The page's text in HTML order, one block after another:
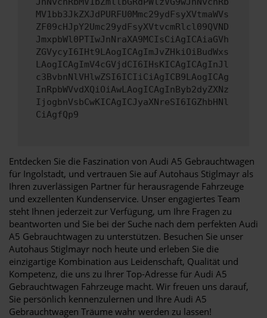
MV1bb3JkZXJdPURFU0Mmc29ydFsyXVtmaWVs
ZF09cHJpY2Umc29ydFsyXVtvcmRlcl09QVND
JmxpbWl0PTIwJnNraXA9MCIsCiAgICAiaGVh
ZGVycyI6IHt9LAogICAgImJvZHkiOiBudWxs
LAogICAgImV4cGVjdCI6IHsKICAgICAgInJl
c3BvbnNlVHlwZSI6ICIiCiAgICB9LAogICAg
InRpbWVvdXQiOiAwLAogICAgInByb2dyZXNz
IjogbnVsbCwKICAgICJyaXNreSI6IGZhbHNl
CiAgfQp9
Entdecken Sie die Faszination von Audi A5 Gebrauchtwagen
für Ingolstadt, und vertrauen Sie auf Autohaus Stiglmayr als
Ihren zuverlässigen Partner für herausragende Fahrzeuge
und exzellenten Kundenservice. Unser engagiertes Team
steht Ihnen jederzeit zur Verfügung, um Ihre Fragen zu
beantworten und Sie bei der Suche nach dem perfekten Audi
A5 Gebrauchtwagen zu unterstützen. Besuchen Sie unser
Autohaus Stiglmayr noch heute und erleben Sie die
einzigartige Kombination aus Leidenschaft, Qualität und
Kompetenz, die uns zu Ihrer Top-Adresse für Audi A5
Gebrauchtwagen Fahrzeuge macht. Wir freuen uns darauf,
Sie persönlich kennenzulernen und Ihre Audi A5
Gebrauchtwagen Träume wahr werden zu lassen!